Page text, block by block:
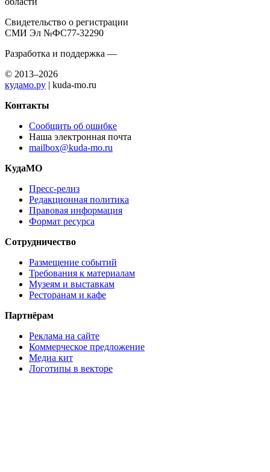
Свидетельство о регистрации
СМИ Эл №ФС77-32290
Разработка и поддержка —
© 2013–2026
кудамо.ру | kuda-mo.ru
Контакты
Сообщить об ошибке
Наша электронная почта
mailbox@kuda-mo.ru
КудаМО
Пресс-релиз
Редакционная политика
Правовая информация
Формат ресурса
Сотрудничество
Размещение событий
Требования к материалам
Музеям и выставкам
Ресторанам и кафе
Партнёрам
Реклама на сайте
Коммерческое предложение
Медиа кит
Логотипы в векторе